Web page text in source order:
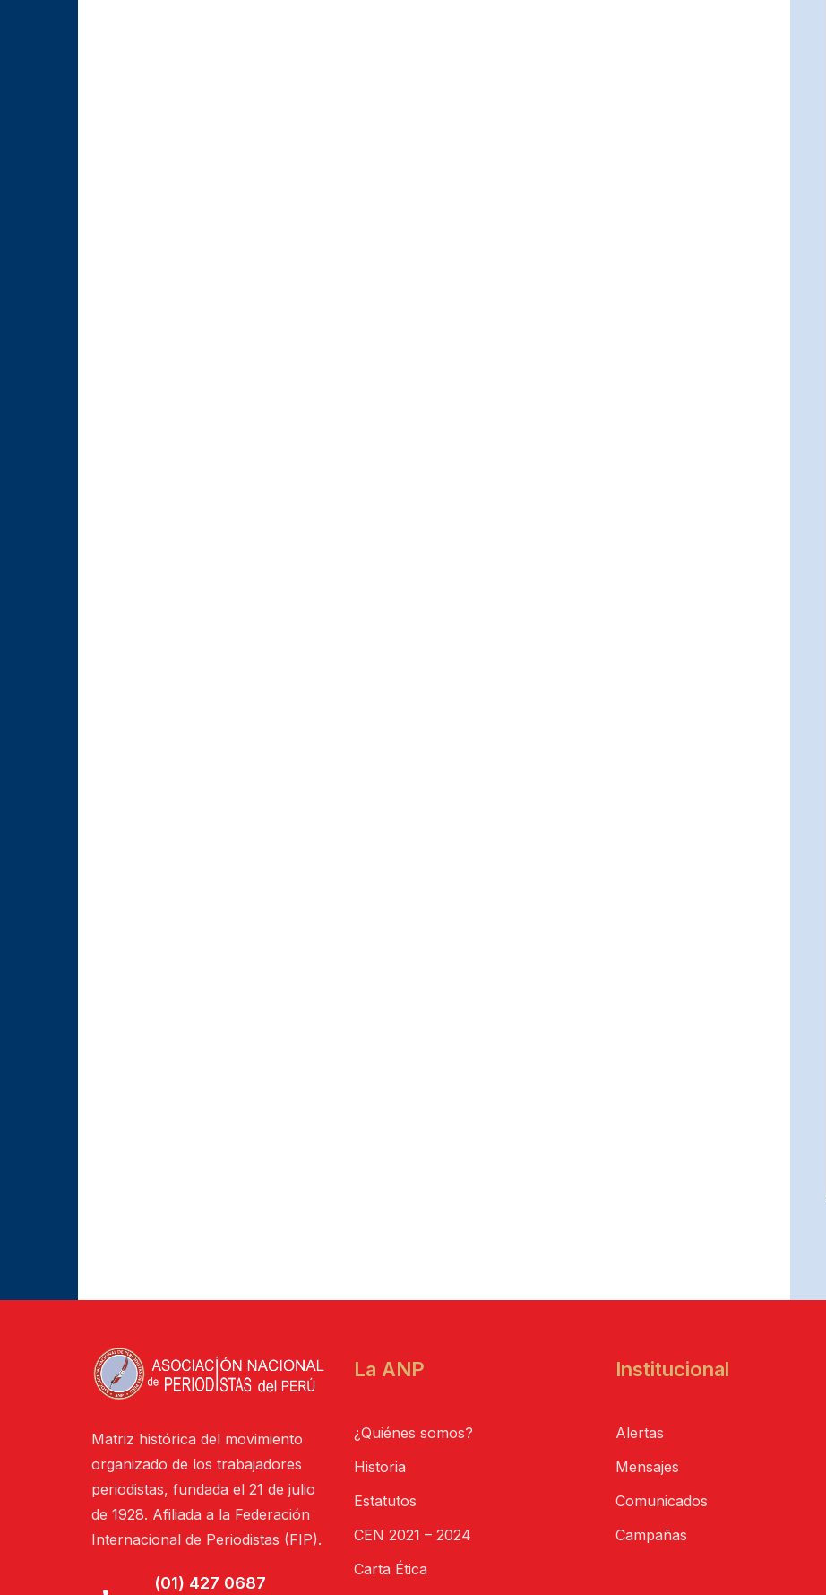
Matriz histórica del movimiento
organizado de los trabajadores
periodistas, fundada el 21 de julio
de 1928. Afiliada a la Federación
Internacional de Periodistas (FIP).
(01) 427 0687
La ANP
¿Quiénes somos?
Historia
Estatutos
CEN 2021 – 2024
Carta Ética
Institucional
Alertas
Mensajes
Comunicados
Campañas